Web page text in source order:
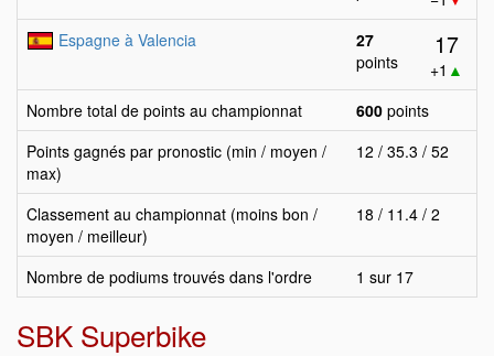
Espagne à Valencia
27
points
17
+1 ▲
Nombre total de points au championnat
600 points
Points gagnés par pronostic (min / moyen /
max)
12 / 35.3 / 52
Classement au championnat (moins bon /
moyen / meilleur)
18 / 11.4 / 2
Nombre de podiums trouvés dans l'ordre 1 sur 17
SBK Superbike